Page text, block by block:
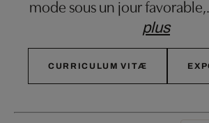
mode sous un jour favorable,
plus
CURRICULUM VITÆ